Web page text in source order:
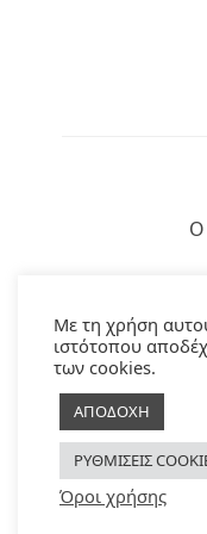
Ο
Με τη χρήση
ιστότοπου
των cookies.
ΑΠΟΔΟΧΗ
ΡΥΘΜΙΣΕΙΣ
Όροι χρήσης